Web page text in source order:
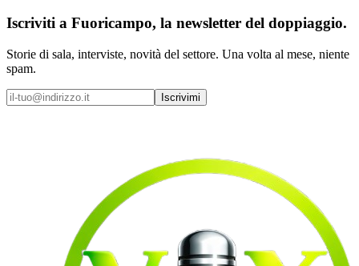
Iscriviti a Fuoricampo, la newsletter del doppiaggio.
Storie di sala, interviste, novità del settore. Una volta al mese, niente
spam.
Iscrivimi